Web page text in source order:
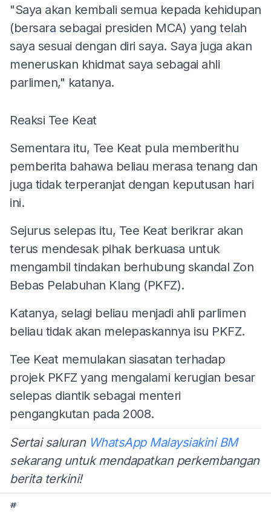
"Saya akan kembali semua kepada kehidupan
(bersara sebagai presiden MCA) yang telah
saya sesuai dengan diri saya. Saya juga akan
meneruskan khidmat saya sebagai ahli
parlimen," katanya.
Reaksi Tee Keat
Sementara itu, Tee Keat pula memberithu
pemberita bahawa beliau merasa tenang dan
juga tidak terperanjat dengan keputusan hari
ini.
Sejurus selepas itu, Tee Keat berikrar akan
terus mendesak pihak berkuasa untuk
mengambil tindakan berhubung skandal Zon
Bebas Pelabuhan Klang (PKFZ).
Katanya, selagi beliau menjadi ahli parlimen
beliau tidak akan melepaskannya isu PKFZ.
Tee Keat memulakan siasatan terhadap
projek PKFZ yang mengalami kerugian besar
selepas diantik sebagai menteri
pengangkutan pada 2008.
Sertai saluran WhatsApp Malaysiakini BM
sekarang untuk mendapatkan perkembangan
berita terkini!
#